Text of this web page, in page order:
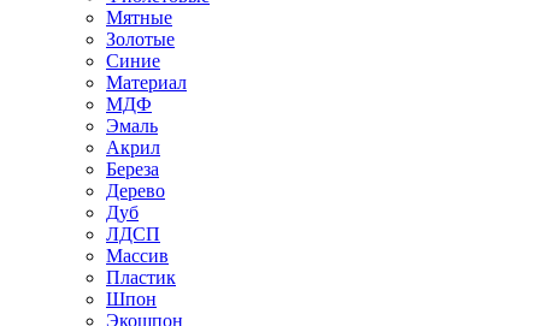
Мятные
Золотые
Синие
Материал
МДФ
Эмаль
Акрил
Береза
Дерево
Дуб
ЛДСП
Массив
Пластик
Шпон
Экошпон